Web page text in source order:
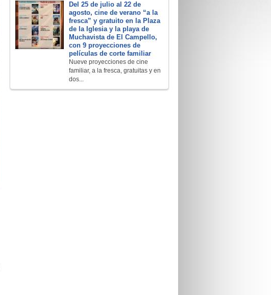
Del 25 de julio al 22 de
agosto, cine de verano “a la
fresca” y gratuito en la Plaza
de la Iglesia y la playa de
Muchavista de El Campello,
con 9 proyecciones de
películas de corte familiar
Nueve proyecciones de cine
familiar, a la fresca, gratuitas y en
dos...